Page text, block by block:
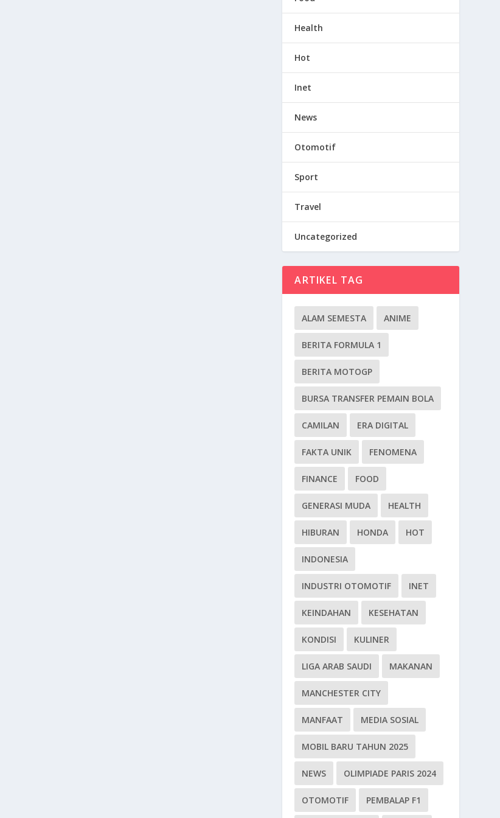
Health
Hot
Inet
News
Otomotif
Sport
Travel
Uncategorized
ARTIKEL TAG
ALAM SEMESTA ANIME
BERITA FORMULA 1
BERITA MOTOGP
BURSA TRANSFER PEMAIN BOLA
CAMILAN ERA DIGITAL
FAKTA UNIK FENOMENA
FINANCE FOOD
GENERASI MUDA HEALTH
HIBURAN HONDA HOT
INDONESIA
INDUSTRI OTOMOTIF INET
KEINDAHAN KESEHATAN
KONDISI KULINER
LIGA ARAB SAUDI MAKANAN
MANCHESTER CITY
MANFAAT MEDIA SOSIAL
MOBIL BARU TAHUN 2025
NEWS OLIMPIADE PARIS 2024
OTOMOTIF PEMBALAP F1